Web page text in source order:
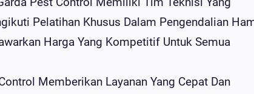
Pelatihan Khusus Dalam Pengendalian
Harga Yang Kompetitif Untuk Semua
Memberikan Layanan Yang Cepat Dan